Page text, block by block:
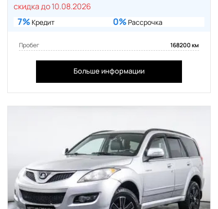
скидка до 10.08.2026
7% Кредит 0% Рассрочка
Пробег 168200 км
Больше информации